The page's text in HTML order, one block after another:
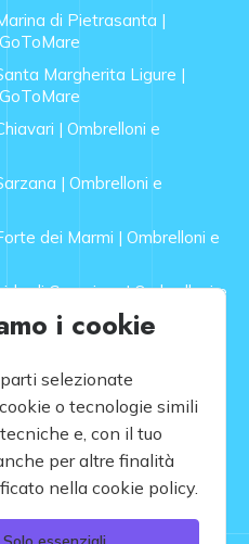
di Pietrasanta |
Margherita Ligure |
| Ombrelloni e
| Ombrelloni e
dei Marmi | Ombrelloni e
di Camaiore | Ombrelloni e
| Ombrelloni e
i cookie
selezionate
o tecnologie simili
e, con il tuo
per altre finalità
nella cookie policy.